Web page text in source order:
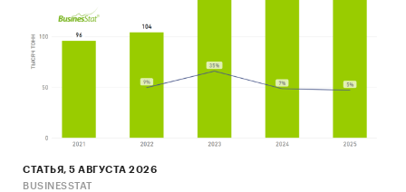
о динамике финансовых показателей
компаний, актуальную контактную
информацию, основных учредителей и т.д.
Предствлены месячные данные о ценах
продукции:
СТАТЬЯ, 5 АВГУСТА 2026
BUSINESSTAT